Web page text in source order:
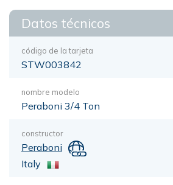
Datos técnicos
código de la tarjeta
STW003842
nombre modelo
Peraboni 3/4 Ton
constructor
Peraboni
Italy